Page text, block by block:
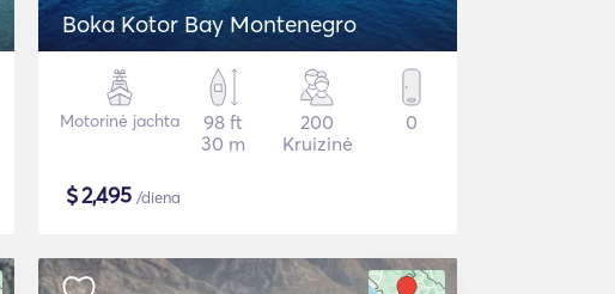
Boka Kotor Bay Montenegro
Motorinė jachta
98 ft
30 m
200
Kruizinė
0
$2,495 /diena